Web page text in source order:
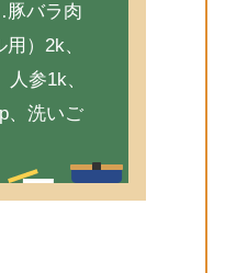
豚バラ肉
）2k、
参1k、
、洗いご